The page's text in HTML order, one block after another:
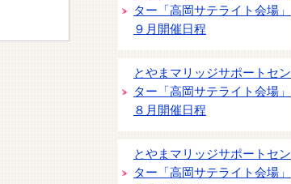
ター「高岡サテライト会場」
９月開催日程
とやまマリッジサポートセン
ター「高岡サテライト会場」
８月開催日程
とやまマリッジサポートセン
ター「高岡サテライト会場」